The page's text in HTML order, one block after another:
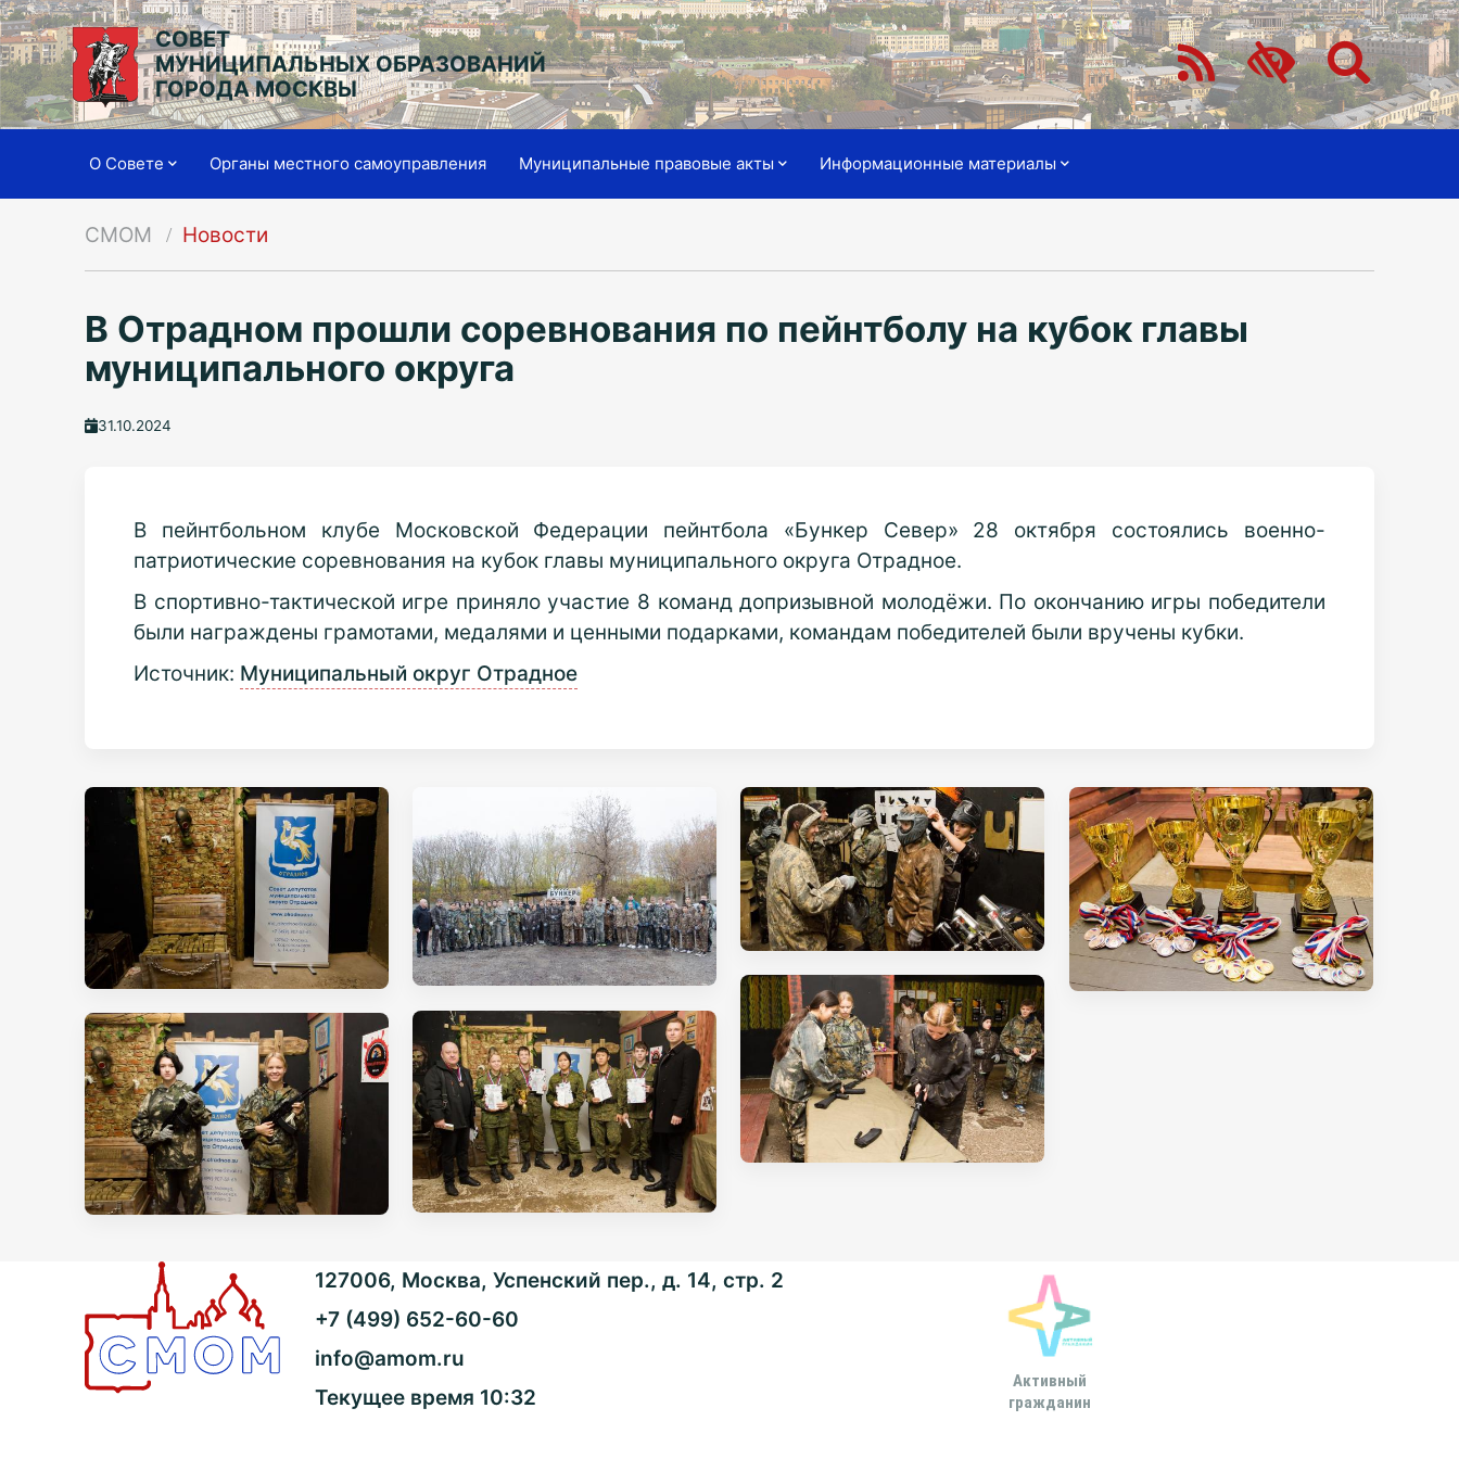
СОВЕТ
МУНИЦИПАЛЬНЫХ ОБРАЗОВАНИЙ
ГОРОДА МОСКВЫ
О Совете Органы местного самоуправления Муниципальные правовые акты Информационные материалы
СМОМ Новости
В Отрадном прошли соревнования по пейнтболу на кубок главы
муниципального округа
31.10.2024
В пейнтбольном клубе Московской Федерации пейнтбола «Бункер Север» 28 октября состоялись военно-
патриотические соревнования на кубок главы муниципального округа Отрадное.
В спортивно-тактической игре приняло участие 8 команд допризывной молодёжи. По окончанию игры победители
были награждены грамотами, медалями и ценными подарками, командам победителей были вручены кубки.
Источник: Муниципальный округ Отрадное
127006, Москва, Успенский пер., д. 14, стр. 2
+7 (499) 652-60-60
info@amom.ru
Текущее время 10:32
Активный
гражданин